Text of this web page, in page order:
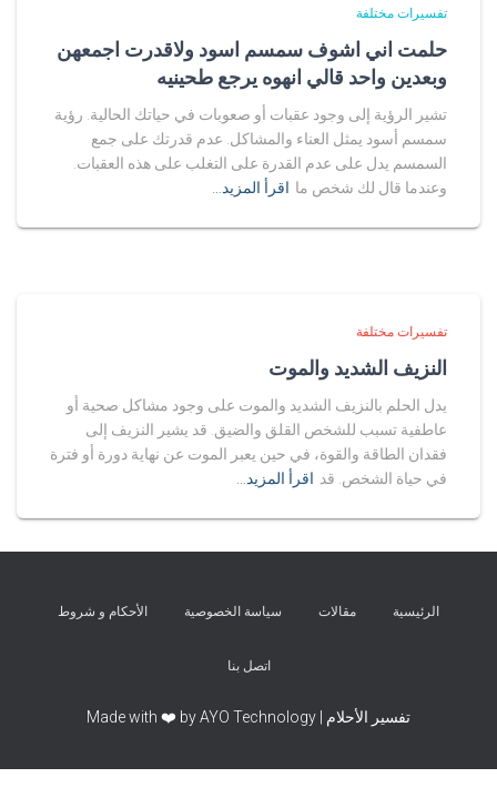
تفسيرات مختلفة
حلمت اني اشوف سمسم اسود ولاقدرت اجمعهن
وبعدين واحد قالي انهوه يرجع طحينيه
تشير الرؤية إلى وجود عقبات أو صعوبات في حياتك الحالية. رؤية
سمسم أسود يمثل العناء والمشاكل. عدم قدرتك على جمع
السمسم يدل على عدم القدرة على التغلب على هذه العقبات.
وعندما قال لك شخص ما اقرأ المزيد…
تفسيرات مختلفة
النزيف الشديد والموت
يدل الحلم بالنزيف الشديد والموت على وجود مشاكل صحية أو
عاطفية تسبب للشخص القلق والضيق. قد يشير النزيف إلى
فقدان الطاقة والقوة، في حين يعبر الموت عن نهاية دورة أو فترة
في حياة الشخص. قد اقرأ المزيد…
الرئيسية مقالات سياسة الخصوصية الأحكام و شروط
اتصل بنا
تفسير الأحلام | Made with ❤️ by AYO Technology